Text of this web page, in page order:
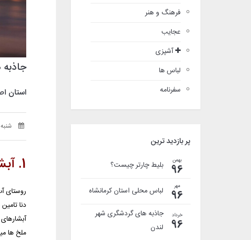
فرهنگ و هنر
عجایب
آشپزی
لباس ها
سفرنامه
پر بازدید ترین
بهمن
96 بلیط چارتر چیست؟
مهر
96 لباس محلی استان کرمانشاه
خرداد
96
جاذبه های گردشگری شهر
لندن
استان
شنبه 6 خرداد 1396
1. آبشار آب ملخ
روستای
دنا
ملخ ها